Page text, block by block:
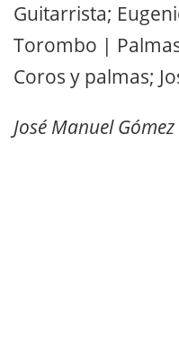
Guitarrista;
Torombo |
Coros y palmas;
José Manuel